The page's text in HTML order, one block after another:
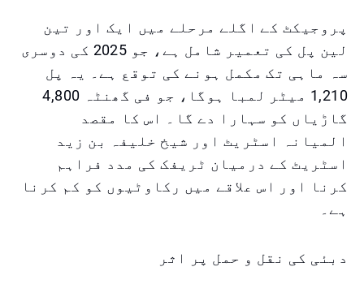
پروجیکٹ کے اگلے مرحلے میں ایک اور تین
لین پل کی تعمیر شامل ہے، جو 2025 کی دوسری
سہ ماہی تک مکمل ہونے کی توقع ہے۔ یہ پل
1,210 میٹر لمبا ہوگا، جو فی گھنٹہ 4,800
گاڑیاں کو سہارا دے گا۔ اس کا مقصد
المیانہ اسٹریٹ اور شیخ خلیفہ بن زید
اسٹریٹ کے درمیان ٹریفک کی مدد فراہم
کرنا اور اس علاقے میں رکاوٹیوں کو کم کرنا
ہے۔
دبئی کی نقل و حمل پر اثر